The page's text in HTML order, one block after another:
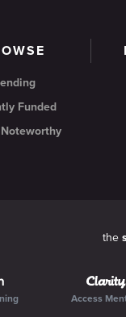
Funded
the
Access